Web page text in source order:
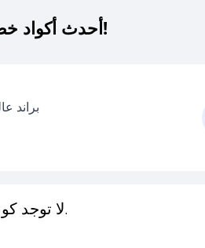
أحدث أكواد خصم توري برتش كود خصم حصري لـ توري برتش الآن!
براند
لا توجد كوبونات متاحة لـهذا المتجر حاليًا.